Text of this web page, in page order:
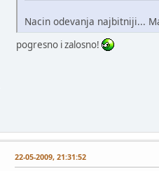
Nacin odevanja najbitniji...
pogresno i zalosno!
22-05-2009, 21:31:52